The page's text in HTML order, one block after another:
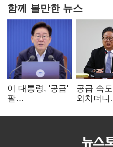
함께 볼만한 뉴스
이 대통령, '공급'
팔
여 내부선
공급 속
외치더니
리모델링